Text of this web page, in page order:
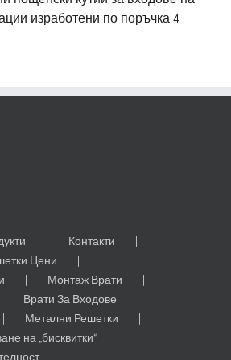
изработени по поръчка 4
Контакти
Цени
Монтаж Врати
Врати За Входове
Метални Решетки
на „бисквитки“